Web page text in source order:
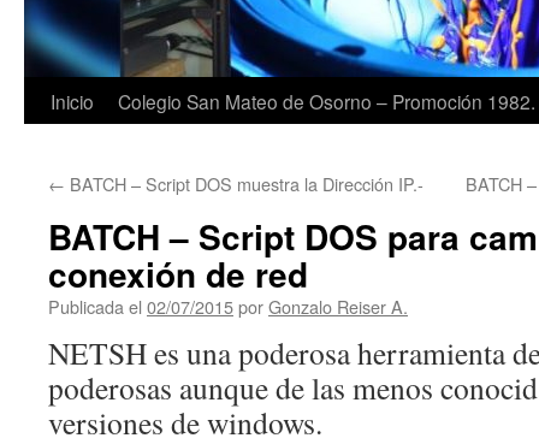
Inicio Colegio San Mateo de Osorno – Promoción 1982.
← BATCH – Script DOS muestra la Dirección IP.- BATCH
BATCH – Script DOS para
conexión de red
Publicada el 02/07/2015porGonzalo Reiser A.
NETSH es una poderosa herramienta
poderosas aunque de las menos
versiones de windows.